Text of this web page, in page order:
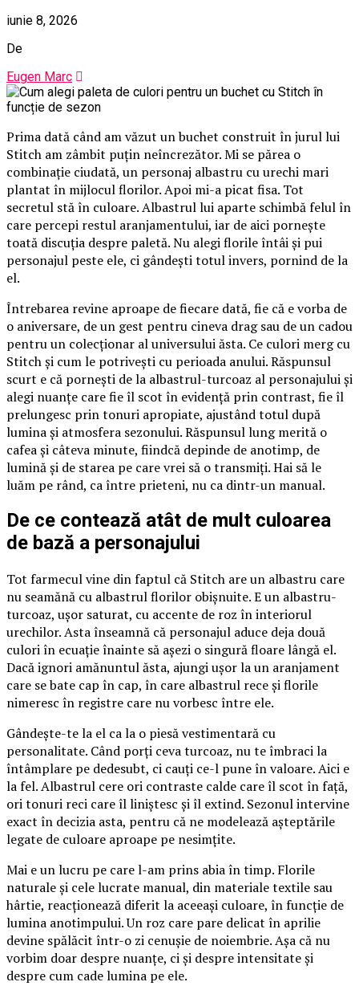
iunie 8, 2026
De
Eugen Marc
Prima dată când am văzut un buchet construit în jurul lui
Stitch am zâmbit puțin neîncrezător. Mi se părea o
combinație ciudată, un personaj albastru cu urechi mari
plantat în mijlocul florilor. Apoi mi-a picat fisa. Tot
secretul stă în culoare. Albastrul lui aparte schimbă felul în
care percepi restul aranjamentului, iar de aici pornește
toată discuția despre paletă. Nu alegi florile întâi și pui
personajul peste ele, ci gândești totul invers, pornind de la
el.
Întrebarea revine aproape de fiecare dată, fie că e vorba de
o aniversare, de un gest pentru cineva drag sau de un cadou
pentru un colecționar al universului ăsta. Ce culori merg cu
Stitch și cum le potrivești cu perioada anului. Răspunsul
scurt e că pornești de la albastrul-turcoaz al personajului și
alegi nuanțe care fie îl scot în evidență prin contrast, fie îl
prelungesc prin tonuri apropiate, ajustând totul după
lumina și atmosfera sezonului. Răspunsul lung merită o
cafea și câteva minute, fiindcă depinde de anotimp, de
lumină și de starea pe care vrei să o transmiți. Hai să le
luăm pe rând, ca între prieteni, nu ca dintr-un manual.
De ce contează atât de mult culoarea
de bază a personajului
Tot farmecul vine din faptul că Stitch are un albastru care
nu seamănă cu albastrul florilor obișnuite. E un albastru-
turcoaz, ușor saturat, cu accente de roz în interiorul
urechilor. Asta înseamnă că personajul aduce deja două
culori în ecuație înainte să așezi o singură floare lângă el.
Dacă ignori amănuntul ăsta, ajungi ușor la un aranjament
care se bate cap în cap, în care albastrul rece și florile
nimeresc în registre care nu vorbesc între ele.
Gândește-te la el ca la o piesă vestimentară cu
personalitate. Când porți ceva turcoaz, nu te îmbraci la
întâmplare pe dedesubt, ci cauți ce-l pune în valoare. Aici e
la fel. Albastrul cere ori contraste calde care îl scot în față,
ori tonuri reci care îl liniștesc și îl extind. Sezonul intervine
exact în decizia asta, pentru că ne modelează așteptările
legate de culoare aproape pe nesimțite.
Mai e un lucru pe care l-am prins abia în timp. Florile
naturale și cele lucrate manual, din materiale textile sau
hârtie, reacționează diferit la aceeași culoare, în funcție de
lumina anotimpului. Un roz care pare delicat în aprilie
devine spălăcit într-o zi cenușie de noiembrie. Așa că nu
vorbim doar despre nuanțe, ci și despre intensitate și
despre cum cade lumina pe ele.